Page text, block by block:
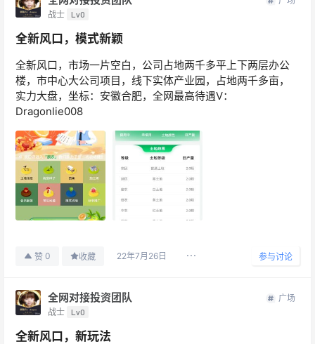
战士 Lv0
全新风口，模式新颖
全新风口，市场一片空白，公司占地两千多平上下两层办公
楼，市中心大公司项目，线下实体产业园，占地两千多亩，
实力大盘，坐标：安徽合肥，全网最高待遇V：
Dragonlie008
赞 0 收藏 22年7月26日 参与讨论
全网对接投资团队
战士 Lv0
广场
全新风口，新玩法